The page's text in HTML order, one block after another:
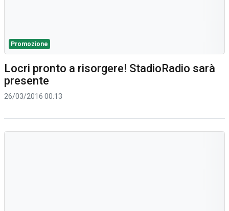
Promozione
Locri pronto a risorgere! StadioRadio sarà
presente
26/03/2016 00:13